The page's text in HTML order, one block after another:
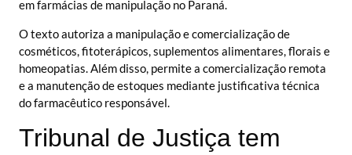
em farmácias de manipulação no Paraná.
O texto autoriza a manipulação e comercialização de
cosméticos, fitoterápicos, suplementos alimentares, florais e
homeopatias. Além disso, permite a comercialização remota
e a manutenção de estoques mediante justificativa técnica
do farmacêutico responsável.
Tribunal de Justiça tem